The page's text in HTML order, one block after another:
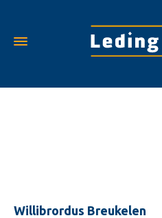
Willibrordus Breukelen